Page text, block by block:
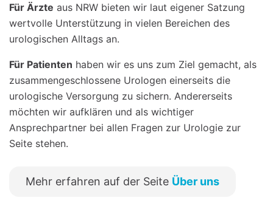
Für Ärzte aus NRW bieten wir laut eigener Satzung
wertvolle Unterstützung in vielen Bereichen des
urologischen Alltags an.
Für Patienten haben wir es uns zum Ziel gemacht, als
zusammengeschlossene Urologen einerseits die
urologische Versorgung zu sichern. Andererseits
möchten wir aufklären und als wichtiger
Ansprechpartner bei allen Fragen zur Urologie zur
Seite stehen.
Mehr erfahren auf der Seite Über uns